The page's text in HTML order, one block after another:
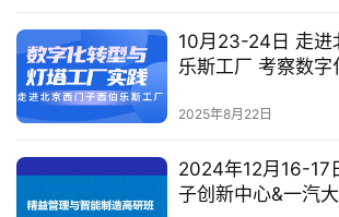
10月23-24日 走进
乐斯工厂 考察数字
2025年8月22日
2024年12月16-17
子创新中心&一汽